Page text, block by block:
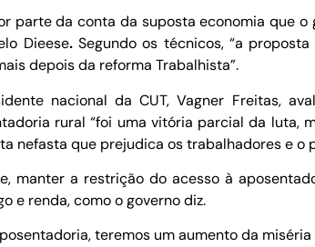
parte da conta da suposta economia que
Dieese.Segundo os técnicos, “a
depois da reforma Trabalhista”.
nacional da CUT, Vagner Freitas,
rural “foi uma vitória parcial da luta,
nefasta que prejudica os trabalhadores e o
manter a restrição do acesso à
e renda, como o governo diz.
teremos um aumento da